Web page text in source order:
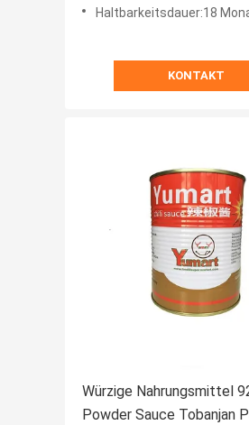
Haltbarkeitsdauer:18
KONTAKT
Würzige Nahrungsmittel
Powder Sauce Tobanjan